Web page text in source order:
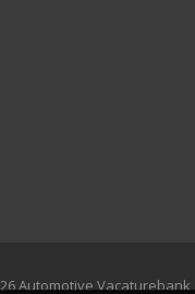
Automotive Vacaturebank